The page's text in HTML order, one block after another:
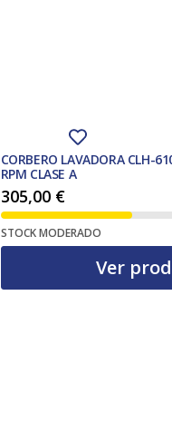
CORBERO LAVADORA CLH-
RPM CLASE A
305,00 €
STOCK MODERADO
Ver